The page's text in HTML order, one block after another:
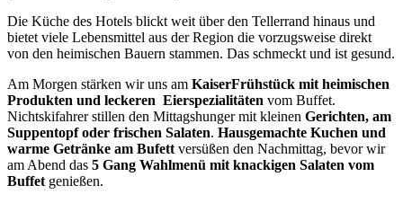
Die Küche des Hotels blickt weit über den Tellerrand hinaus und
bietet viele Lebensmittel aus der Region die vorzugsweise direkt
von den heimischen Bauern stammen. Das schmeckt und ist gesund.
Am Morgen stärken wir uns am KaiserFrühstück mit heimischen
Produkten und leckeren Eierspezialitäten vom Buffet.
Nichtskifahrer stillen den Mittagshunger mit kleinen Gerichten, am
Suppentopf oder frischen Salaten. Hausgemachte Kuchen und
warme Getränke am Bufett versüßen den Nachmittag, bevor wir
am Abend das 5 Gang Wahlmenü mit knackigen Salaten vom
Buffet genießen.